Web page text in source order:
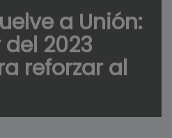
a Unión:
2023
reforzar al